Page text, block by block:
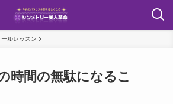
ルレッスン
時間の無駄になるこ